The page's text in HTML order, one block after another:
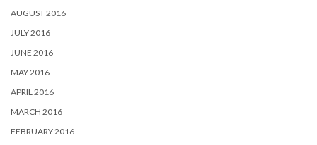
AUGUST 2016
JULY 2016
JUNE 2016
MAY 2016
APRIL 2016
MARCH 2016
FEBRUARY 2016